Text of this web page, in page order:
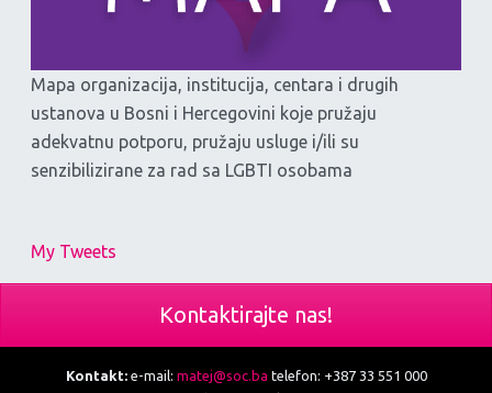
Mapa organizacija, institucija, centara i drugih
ustanova u Bosni i Hercegovini koje pružaju
adekvatnu potporu, pružaju usluge i/ili su
senzibilizirane za rad sa LGBTI osobama
My Tweets
Kontaktirajte nas!
Kontakt:e-mail: matej@soc.ba telefon: +387 33 551 000